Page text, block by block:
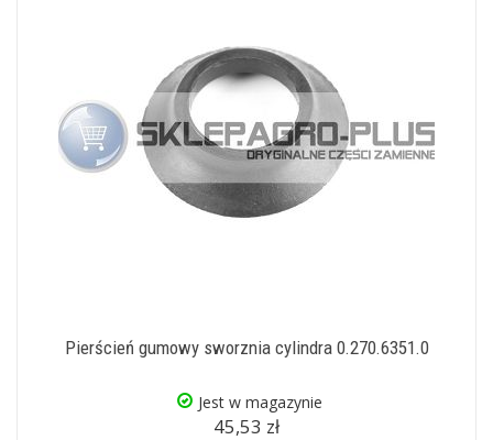
Pierścień gumowy sworznia cylindra 0.270.6351.0
Jest w magazynie
45,53 zł